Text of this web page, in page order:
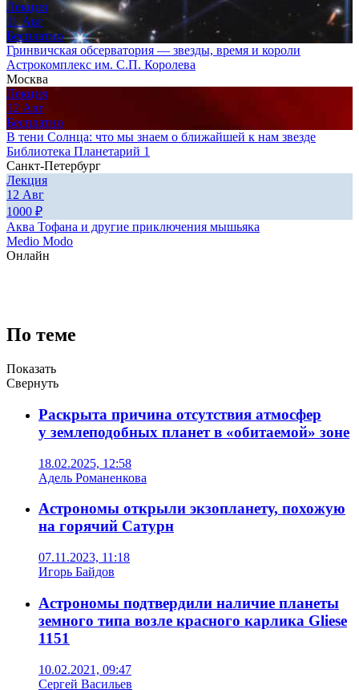
Лекция
11 Авг
Бесплатно
Гринвичская обсерватория — звезды, время и короли
Астрокомплекс им. С.П. Королева
Москва
Лекция
12 Авг
Бесплатно
В тени Солнца: что мы знаем о ближайшей к нам звезде
Библиотека Планетарий 1
Санкт-Петербург
Лекция
12 Авг
1000 ₽
Аква Тофана и другие приключения мышьяка
Medio Modo
Онлайн
По теме
Показать
Свернуть
Раскрыта причина отсутствия атмосфер
у землеподобных планет в «обитаемой» зоне
18.02.2025, 12:58
Адель Романенкова
Астрономы открыли экзопланету, похожую
на горячий Сатурн
07.11.2023, 11:18
Игорь Байдов
Астрономы подтвердили наличие планеты
земного типа возле красного карлика Gliese
1151
10.02.2021, 09:47
Сергей Васильев